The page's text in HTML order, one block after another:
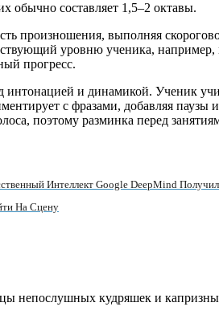
обычно составляет 1,5–2 октавы.
произношения, выполняя
уровню ученика,
прогресс.
интонацией и динамикой. Ученик
с фразами, добавляя
поэтому разминка перед
Интеллект Google DeepMind
На Сцену
непослушных кудряшек и